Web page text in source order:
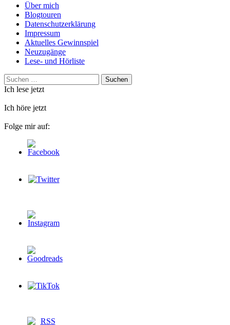
Über mich
Blogtouren
Datenschutzerklärung
Impressum
Aktuelles Gewinnspiel
Neuzugänge
Lese- und Hörliste
Suchen
nach:
Ich lese jetzt
Ich höre jetzt
Folge mir auf: